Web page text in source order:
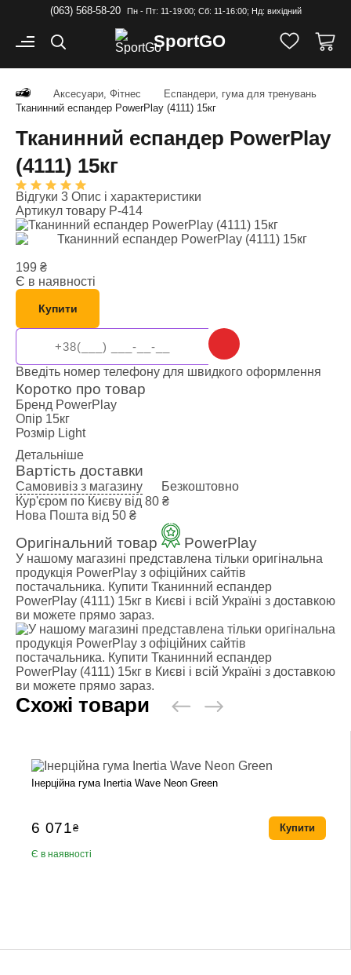
(063) 568-58-20 Пн - Пт: 11-19:00; Cб: 11-16:00; Нд: вихідний
SportGO
Аксесуари, Фітнес
Еспандери, гума для тренувань
Тканинний еспандер PowerPlay (4111) 15кг
Тканинний еспандер PowerPlay
(4111) 15кг
Відгуки 3 Опис і характеристики
Артикул товару P-414
199 ₴
Є в наявності
Купити
Введіть номер телефону для швидкого оформлення
Коротко про товар
Бренд PowerPlay
Опір 15кг
Розмір Light
Детальніше
Вартість доставки
Самовивіз з магазину
Безкоштовно
Кур'єром по Києву від 80 ₴
Нова Пошта від 50 ₴
Оригінальний товар PowerPlay
У нашому магазині представлена ​​тільки оригінальна
продукція PowerPlay з офіційних сайтів
постачальника. Купити Тканинний еспандер
PowerPlay (4111) 15кг в Києві і всій Україні з доставкою
ви можете прямо зараз.
Схожі товари
Інерційна гума Inertia Wave Neon Green
6 071₴
Є в наявності
Купити